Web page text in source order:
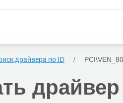
драйвера по ID
драйвер